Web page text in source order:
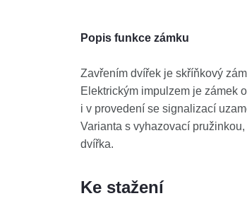
Popis funkce zámku
Zavřením dvířek je skříňkový
Elektrickým impulzem je zámek
i v provedení se signalizací
Varianta s vyhazovací
dvířka.
Ke stažení